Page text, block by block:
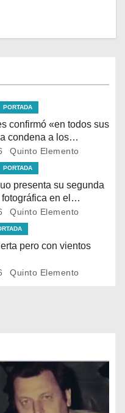
PORTADA
confirmó «en todos sus
condena a los
Vladimir Roslik
Quinto Elemento
PORTADA
presenta su segunda
en el
de Julio
Quinto Elemento
pero con vientos
Quinto Elemento